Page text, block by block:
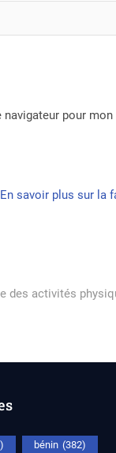
pour
En savoir plus sur la
des activités
bénin (382)